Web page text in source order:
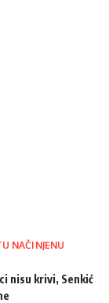
NAČINJENU
nisu krivi, Senkić